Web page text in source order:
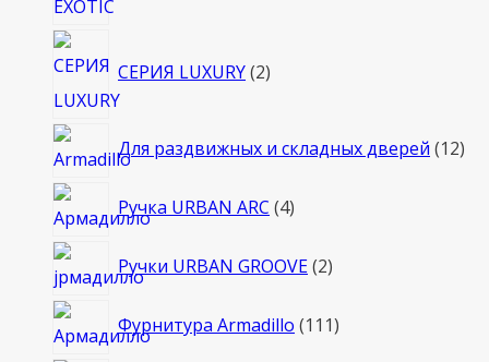
СЕРИЯ LUXURY 2товара
Для раздвижных и складных дверей 1212
Ручка URBAN ARC 44
Ручки URBAN GROOVE 22
Фурнитура Armadillo 111111